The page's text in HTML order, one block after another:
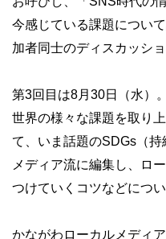
今感じている課題につい
加者同士のディスカッシ
第3回目は8月30日（水）
世界の様々な課題を取り
て、いま話題のSDGs（
メディア流に編集し、ロ
つけていくコツなどにつ
かながわローカルメディ